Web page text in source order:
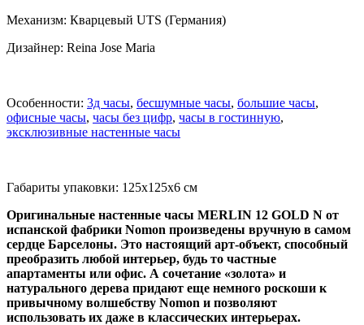
Механизм: Кварцевый UTS (Германия)
Дизайнер: Reina Jose Maria
Особенности: 3д часы, бесшумные часы, большие часы,
офисные часы, часы без цифр, часы в гостинную,
эксклюзивные настенные часы
Габариты упаковки: 125x125x6 см
Оригинальные настенные часы MERLIN 12 GOLD N от
испанской фабрики Nomon произведены вручную в самом
сердце Барселоны. Это настоящий арт-объект, способный
преобразить любой интерьер, будь то частные
апартаменты или офис. А сочетание «золота» и
натурального дерева придают еще немного роскоши к
привычному волшебству Nomon и позволяют
использовать их даже в классических интерьерах.